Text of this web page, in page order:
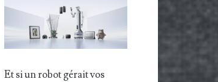
Et si un robot gérait vos